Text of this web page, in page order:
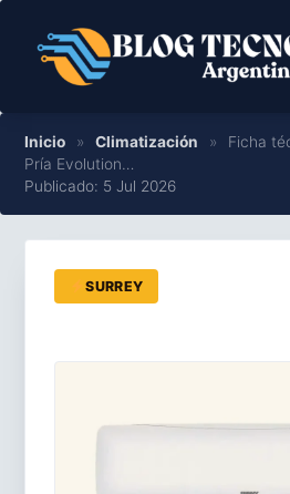
contenido
Inicio » Climatización »
Ficha
Pría Evolution…
Publicado: 5 Jul 2026
SURREY